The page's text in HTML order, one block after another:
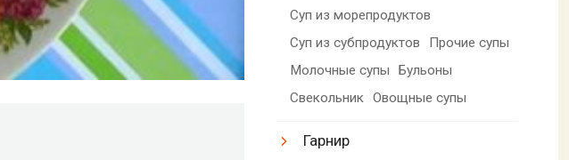
Суп из морепродуктов
Суп из субпродуктов
Прочие супы
Молочные супы
Бульоны
Свекольник Овощные супы
Гарнир